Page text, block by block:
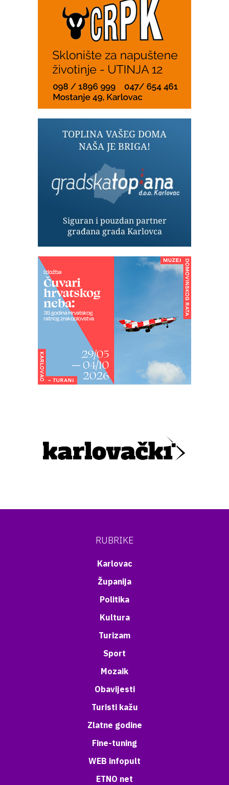
RUBRIKE
Karlovac
Županija
Politika
Kultura
Turizam
Sport
Mozaik
Obavijesti
Turisti kažu
Zlatne godine
Fine-tuning
WEB infopult
ETNO net